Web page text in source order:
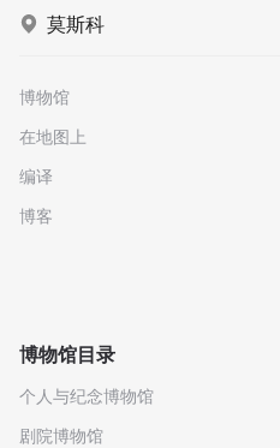
莫斯科
博物馆
在地图上
编译
博客
博物馆目录
个人与纪念博物馆
剧院博物馆